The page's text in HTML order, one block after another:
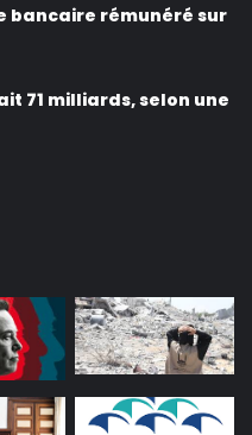
bancaire rémunéré sur
71 milliards, selon une